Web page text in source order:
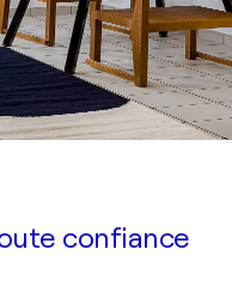
confiance